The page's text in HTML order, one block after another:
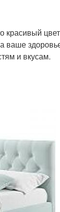
красивый
ваше
и вкусам.